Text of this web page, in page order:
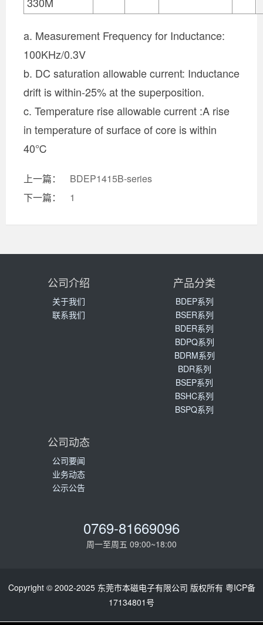
a. Measurement Frequency for Inductance:
100KHz/0.3V
b. DC saturation allowable current: Inductance
drift is within-25% at the superposition.
c. Temperature rise allowable current :A rise
in temperature of surface of core is within
40℃
上一篇：
BDEP1415B-series
下一篇：
1
公司介绍
关于我们
联系我们
产品分类
BDEP系列
BSER系列
BDER系列
BDPQ系列
BDRM系列
BDR系列
BSEP系列
BSHC系列
BSPQ系列
公司动态
公司要闻
业务动态
公示公告
0769-81669096
周一至周五 09:00~18:00
Copyright © 2002-2025 东莞市本磁电子有限公司 版权所有 粤ICP备
17134801号